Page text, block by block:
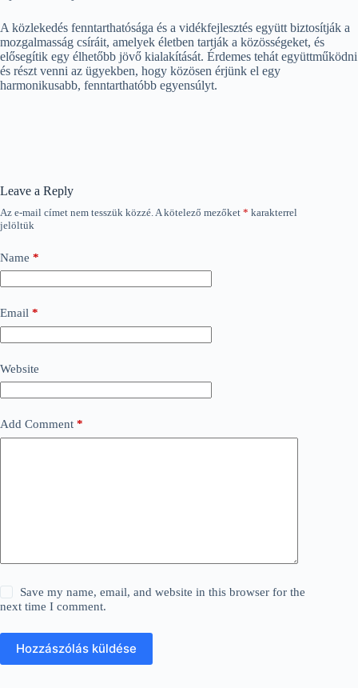
A közlekedés fenntarthatósága és a vidékfejlesztés együtt biztosítják a
mozgalmasság csíráit, amelyek életben tartják a közösségeket, és
elősegítik egy élhetőbb jövő kialakítását. Érdemes tehát együttműködni
és részt venni az ügyekben, hogy közösen érjünk el egy
harmonikusabb, fenntarthatóbb egyensúlyt.
Leave a Reply
Az e-mail címet nem tesszük közzé. A kötelező mezőket * karakterrel
jelöltük
Name *
Email *
Website
Add Comment *
Save my name, email, and website in this browser for the
next time I comment.
Hozzászólás küldése